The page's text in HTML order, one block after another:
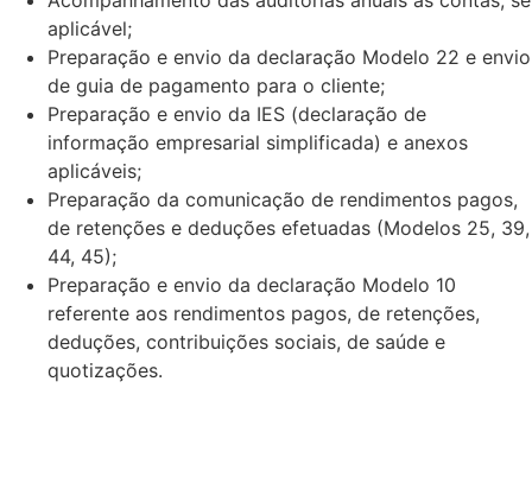
aplicável;
Preparação e envio da declaração Modelo 22 e envio
de guia de pagamento para o cliente;
Preparação e envio da IES (declaração de
informação empresarial simplificada) e anexos
aplicáveis;
Preparação da comunicação de rendimentos pagos,
de retenções e deduções efetuadas (Modelos 25, 39,
44, 45);
Preparação e envio da declaração Modelo 10
referente aos rendimentos pagos, de retenções,
deduções, contribuições sociais, de saúde e
quotizações.